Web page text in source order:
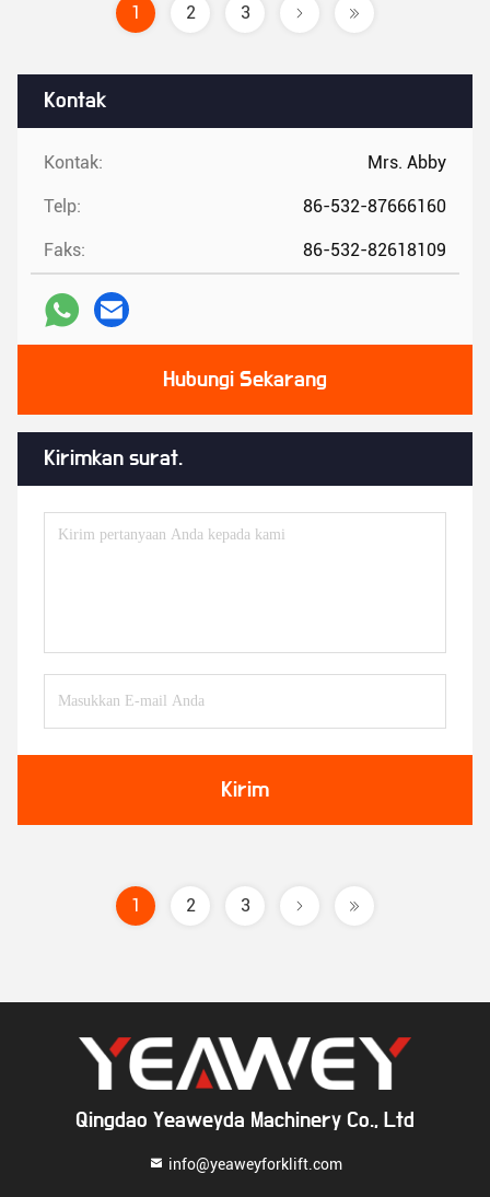
Kontak
Kontak: Mrs. Abby
Telp: 86-532-87666160
Faks: 86-532-82618109
Hubungi Sekarang
Kirimkan surat.
Kirim
1 2 3
1 2 3
Qingdao Yeaweyda Machinery Co., Ltd
info@yeaweyforklift.com